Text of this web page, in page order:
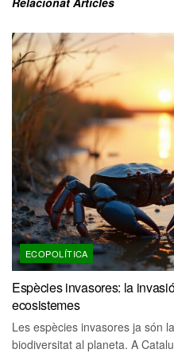
ECOPOLÍTICA
Espècies invasores: la
ecosistemes
Les espècies invasores ja són
biodiversitat al planeta. A